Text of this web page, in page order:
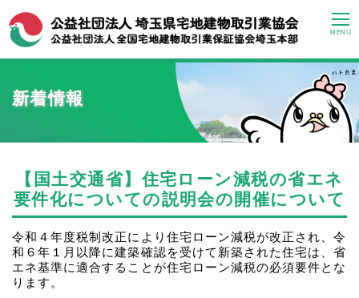
MENU
新着情報
【国土交通省】住宅ローン減税の省エネ
要件化についての説明会の開催について
令和４年度税制改正により住宅ローン減税が改正され、令
和６年１月以降に建築確認を受けて新築された住宅は、省
エネ基準に適合することが住宅ローン減税の必須要件とな
ります。